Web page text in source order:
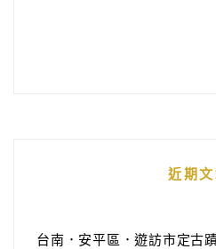
近期文
台南．安平區．遊訪市定古